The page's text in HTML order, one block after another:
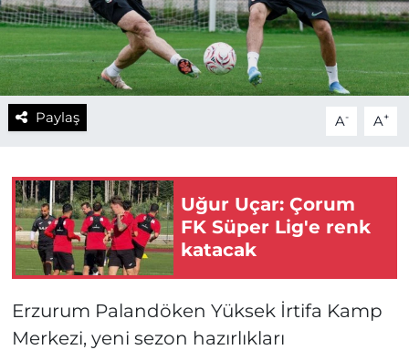
Paylaş A- A+
Uğur Uçar: Çorum
FK Süper Lig'e renk
katacak
Erzurum Palandöken Yüksek İrtifa Kamp
Merkezi, yeni sezon hazırlıkları